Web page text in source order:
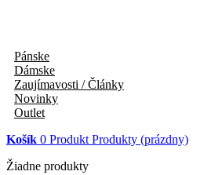
Pánske
Dámske
Zaujímavosti / Články
Novinky
Outlet
Košík 0 Produkt Produkty (prázdny)
Žiadne produkty